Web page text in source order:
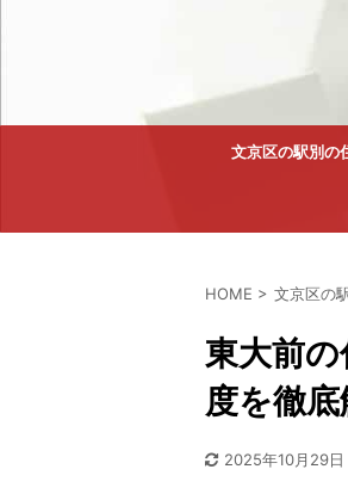
文京区の駅別の
HOME > 文京区の
東大前
度を徹底
2025年10月29日